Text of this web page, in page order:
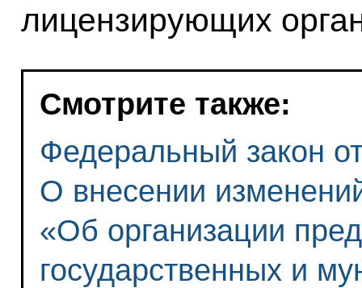
лицензирующих
Смотрите также:
Федеральный закон
О внесении
«Об организации
государственных и